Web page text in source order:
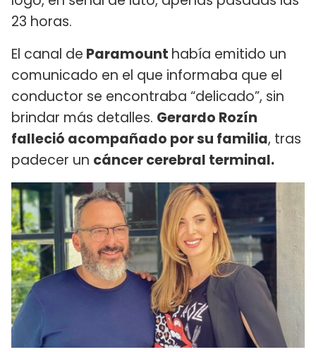
23 horas.
El canal de Paramount había emitido un
comunicado en el que informaba que el
conductor se encontraba “delicado”, sin
brindar más detalles. Gerardo Rozín
falleció acompañado por su familia, tras
padecer un cáncer cerebral terminal.